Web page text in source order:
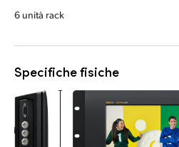
6 unità rack
Specifiche fisiche